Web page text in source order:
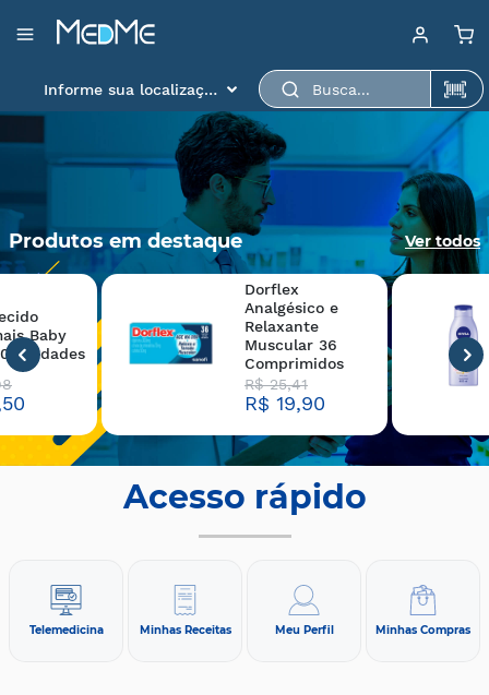
Informe sua localização
produto.
Departamentos
Medicamentos
Higiene
Saúde
Infantil
Dermocosméticos
Mercearia
Serviços
Terceiros
Produtos em destaque Ver todos
Baby
Unidades
Dorflex
Analgésico e
Relaxante
Muscular 36
Comprimidos
R$ 25,41
R$ 19,90
Acesso rápido
Telemedicina Minhas Receitas Meu Perfil Minhas Compras